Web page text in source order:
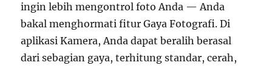
ingin lebih mengontrol foto Anda — Anda
bakal menghormati fitur Gaya Fotografi. Di
aplikasi Kamera, Anda dapat beralih berasal
dari sebagian gaya, terhitung standar, cerah,